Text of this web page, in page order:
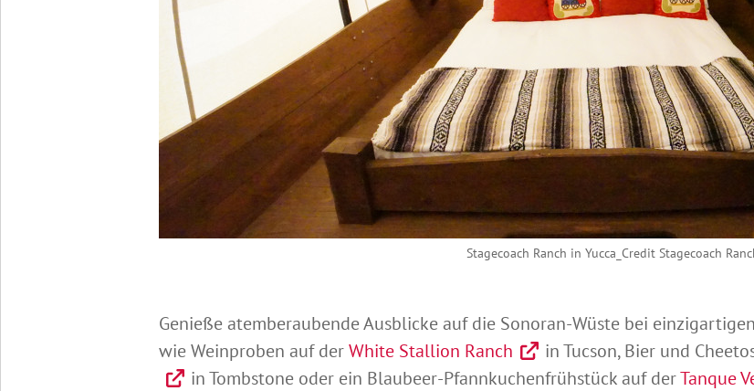
Stagecoach Ranch in Yucca_Credit Stagecoach
Genieße atemberaubende Ausblicke auf die Sonoran-Wüste bei
wie Weinproben auf derWhite Stallion Ranch in Tucson, Bier und
in Tombstone oder ein Blaubeer-Pfannkuchenfrühstück auf derTanque